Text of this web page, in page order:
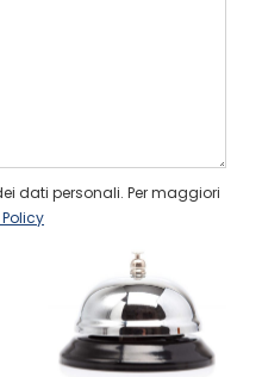
dati personali. Per maggiori